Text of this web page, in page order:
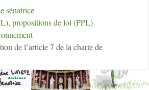
au menu
de Seine-et-Marne
sénatrice
propositions de loi (PPL)
de l’article 7 de la charte de